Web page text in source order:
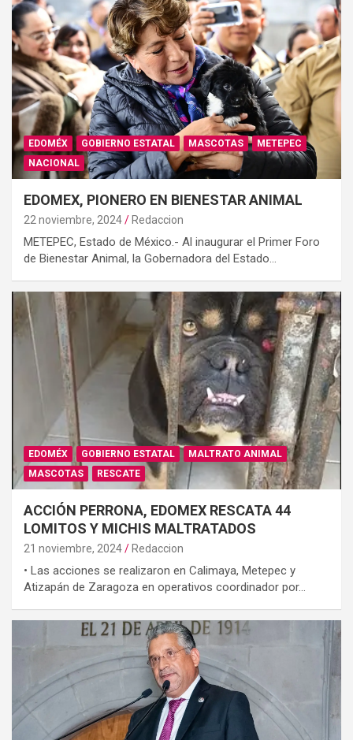
EDOMÉX GOBIERNO ESTATAL MASCOTAS
METEPEC
NACIONAL
EDOMEX, PIONERO EN BIENESTAR ANIMAL
22 noviembre, 2024 Redaccion
METEPEC, Estado de México.- Al inaugurar el Primer Foro
de Bienestar Animal, la Gobernadora del Estado…
EDOMÉX GOBIERNO ESTATAL
MALTRATO ANIMAL
MASCOTAS
RESCATE
ACCIÓN PERRONA, EDOMEX RESCATA 44
LOMITOS Y MICHIS MALTRATADOS
21 noviembre, 2024 Redaccion
• Las acciones se realizaron en Calimaya, Metepec y
Atizapán de Zaragoza en operativos coordinador por…